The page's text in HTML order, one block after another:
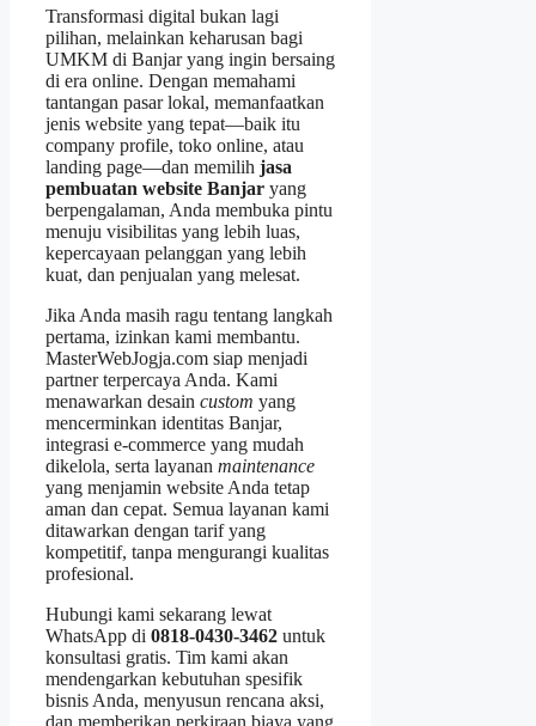
Transformasi digital bukan lagi
pilihan, melainkan keharusan bagi
UMKM di Banjar yang ingin bersaing
di era online. Dengan memahami
tantangan pasar lokal, memanfaatkan
jenis website yang tepat—baik itu
company profile, toko online, atau
landing page—dan memilih jasa
pembuatan website Banjar yang
berpengalaman, Anda membuka pintu
menuju visibilitas yang lebih luas,
kepercayaan pelanggan yang lebih
kuat, dan penjualan yang melesat.
Jika Anda masih ragu tentang langkah
pertama, izinkan kami membantu.
MasterWebJogja.com siap menjadi
partner terpercaya Anda. Kami
menawarkan desain custom yang
mencerminkan identitas Banjar,
integrasi e‑commerce yang mudah
dikelola, serta layanan maintenance
yang menjamin website Anda tetap
aman dan cepat. Semua layanan kami
ditawarkan dengan tarif yang
kompetitif, tanpa mengurangi kualitas
profesional.
Hubungi kami sekarang lewat
WhatsApp di 0818‑0430‑3462 untuk
konsultasi gratis. Tim kami akan
mendengarkan kebutuhan spesifik
bisnis Anda, menyusun rencana aksi,